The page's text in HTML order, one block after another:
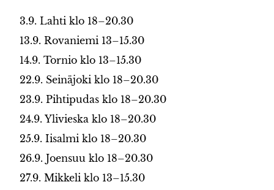
3.9. Lahti klo 18–20.30
13.9. Rovaniemi 13–15.30
14.9. Tornio klo 13–15.30
22.9. Seinäjoki klo 18–20.30
23.9. Pihtipudas klo 18–20.30
24.9. Ylivieska klo 18–20.30
25.9. Iisalmi klo 18–20.30
26.9. Joensuu klo 18–20.30
27.9. Mikkeli klo 13–15.30